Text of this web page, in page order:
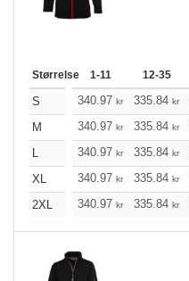
Størrelse 1-11 12-35
S 340.97 kr 335.84 kr
M
340.97 kr 335.84 kr
L
340.97 kr 335.84 kr
XL
340.97 kr 335.84 kr
2XL
340.97 kr 335.84 kr